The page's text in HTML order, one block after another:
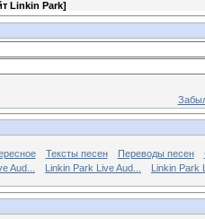
Linkin Park]
Тексты песен Переводы песен
Aud... Linkin Park Live Aud... Linkin Park